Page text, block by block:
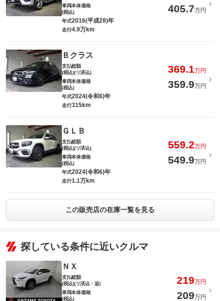
車両本体価格
(税込)
405.7万円
年式2016(平成28)年
走行4.9万km
Ｂクラス
支払総額
(税込)(リ済込)
369.1万円
車両本体価格
(税込)
359.9万円
年式2024(令和6)年
走行315km
ＧＬＢ
支払総額
(税込)(リ済込)
559.2万円
車両本体価格
(税込)
549.9万円
年式2024(令和6)年
走行1.1万km
この販売店の在庫一覧を見る
探している条件に近いクルマ
ＮＸ
支払総額
(税込)(リ済込・追)
219万円
車両本体価格
(税込)
209万円